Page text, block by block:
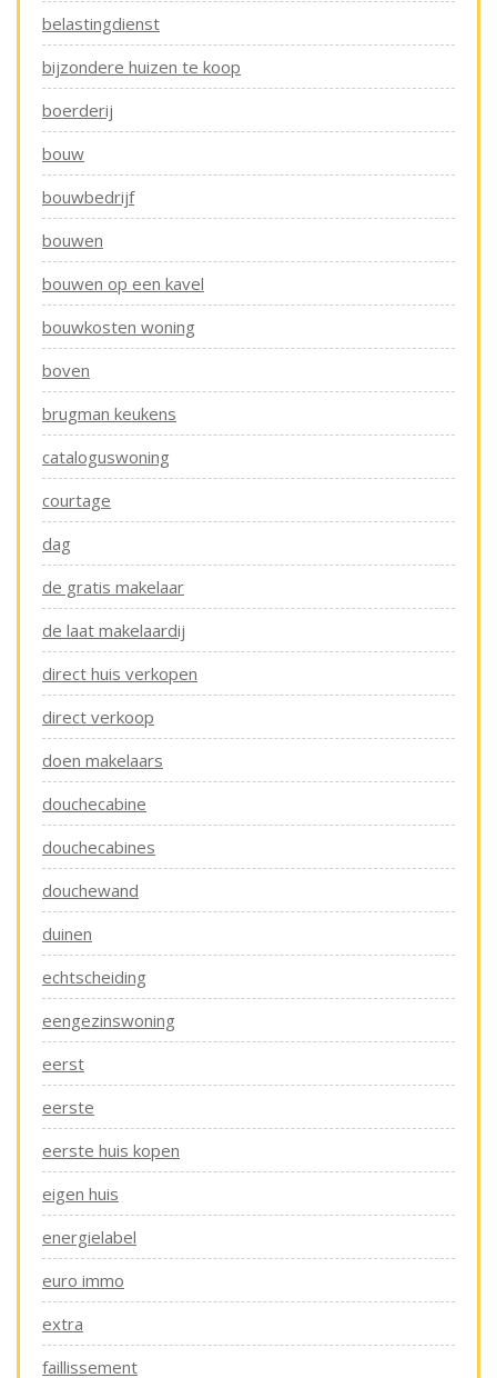
belastingdienst
bijzondere huizen te koop
boerderij
bouw
bouwbedrijf
bouwen
bouwen op een kavel
bouwkosten woning
boven
brugman keukens
cataloguswoning
courtage
dag
de gratis makelaar
de laat makelaardij
direct huis verkopen
direct verkoop
doen makelaars
douchecabine
douchecabines
douchewand
duinen
echtscheiding
eengezinswoning
eerst
eerste
eerste huis kopen
eigen huis
energielabel
euro immo
extra
faillissement